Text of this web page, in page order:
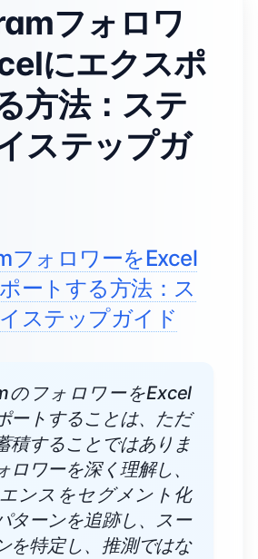
フォロワ
にエクスポ
方法：ステ
ステップガ
フォロワーをExcel
ートする方法：ス
ステップガイド
のフォロワーをExcel
ートすることは、ただ
積することではありま
ロワーを深く理解し、
ンスをセグメント化
ターンを追跡し、スー
を特定し、推測ではな